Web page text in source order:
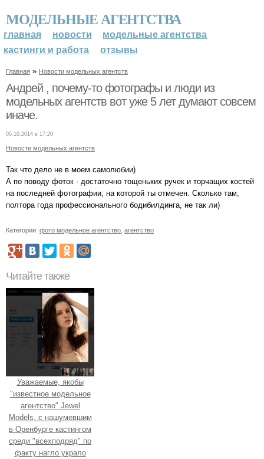
МОДЕЛЬНЫЕ АГЕНТСТВА
главная новости
модельные агентства
кастинги и работа
отзывы
Главная » Новости модельных агентств
Андрей , почему-то фотографы и люди из
модельных агентств вот уже 5 лет думают совсем
иначе.
05.10.2014 в 17:20
Новости модельных агентств
Так что дело не в моем самолюбии)
А по поводу фоток - достаточно тощеньких ручек и торчащих костей
на последней фотографии, на которой ты отмечен. Сколько там,
полтора года профессионального бодибилдинга, не так ли)
Категории: фото модельное агентство агентство
Читайте также
Уважаемые, якобы
"известное модельное
агентство" Jewel
Models, с нашумевшим
в Оренбурге кастингом
среди "всехподряд" по
факту нагло украло